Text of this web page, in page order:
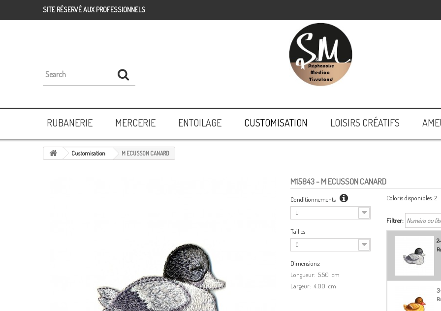
SITE RÉSERVÉ AUX PROFESSIONNELS
RUBANERIE MERCERIE ENTOILAGE CUSTOMISATION LOISIRS CRÉATIFS
Customisation M ECUSSON CANARD
M15843- M ECUSSON CANARD
Conditionnements
U
Tailles
0
Dimensions:
Longueur: 5.50 cm
Largeur: 4.00 cm
Coloris disponibles: 2
Filtrer: